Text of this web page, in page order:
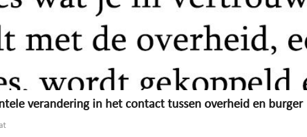
verandering in het contact tussen overheid en burger